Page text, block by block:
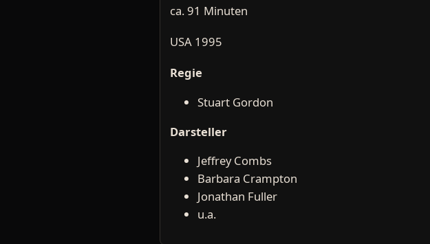
ca. 91 Minuten
USA 1995
Regie
Stuart Gordon
Darsteller
Jeffrey Combs
Barbara Crampton
Jonathan Fuller
u.a.